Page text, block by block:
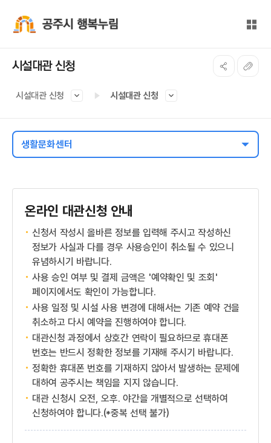
전체
시설대관 신청
시설대관 신청 시설대관 신청
생활문화센터
온라인 대관신청 안내
신청서 작성시 올바른 정보를 입력해 주시고 작성하신
정보가 사실과 다를 경우 사용승인이 취소될 수 있으니
유념하시기 바랍니다.
사용 승인 여부 및 결제 금액은 '예약확인 및 조회'
페이지에서도 확인이 가능합니다.
사용 일정 및 시설 사용 변경에 대해서는 기존 예약 건을
취소하고 다시 예약을 진행하여야 합니다.
대관신청 과정에서 상호간 연락이 필요하므로 휴대폰
번호는 반드시 정확한 정보를 기재해 주시기 바랍니다.
정확한 휴대폰 번호를 기재하지 않아서 발생하는 문제에
대하여 공주시는 책임을 지지 않습니다.
대관 신청시 오전, 오후. 야간을 개별적으로 선택하여
신청하여야 합니다.(*중복 선택 불가)